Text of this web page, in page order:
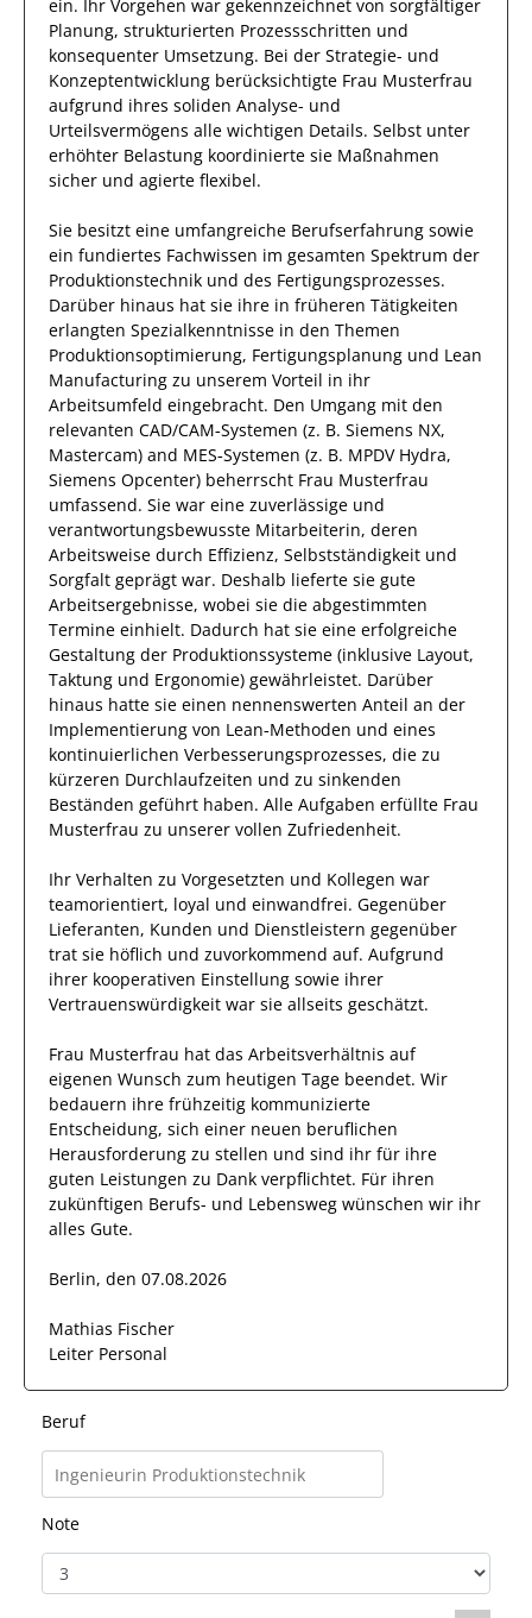
ein. Ihr Vorgehen war gekennzeichnet von sorgfältiger
Planung, strukturierten Prozessschritten und
konsequenter Umsetzung. Bei der Strategie- und
Konzeptentwicklung berücksichtigte Frau Musterfrau
aufgrund ihres soliden Analyse- und
Urteilsvermögens alle wichtigen Details. Selbst unter
erhöhter Belastung koordinierte sie Maßnahmen
sicher und agierte flexibel.
Sie besitzt eine umfangreiche Berufserfahrung sowie
ein fundiertes Fachwissen im gesamten Spektrum der
Produktionstechnik und des Fertigungsprozesses.
Darüber hinaus hat sie ihre in früheren Tätigkeiten
erlangten Spezialkenntnisse in den Themen
Produktionsoptimierung, Fertigungsplanung und Lean
Manufacturing zu unserem Vorteil in ihr
Arbeitsumfeld eingebracht. Den Umgang mit den
relevanten CAD/CAM‑Systemen (z. B. Siemens NX,
Mastercam) and MES‑Systemen (z. B. MPDV Hydra,
Siemens Opcenter) beherrscht Frau Musterfrau
umfassend. Sie war eine zuverlässige und
verantwortungsbewusste Mitarbeiterin, deren
Arbeitsweise durch Effizienz, Selbstständigkeit und
Sorgfalt geprägt war. Deshalb lieferte sie gute
Arbeitsergebnisse, wobei sie die abgestimmten
Termine einhielt. Dadurch hat sie eine erfolgreiche
Gestaltung der Produktionssysteme (inklusive Layout,
Taktung und Ergonomie) gewährleistet. Darüber
hinaus hatte sie einen nennenswerten Anteil an der
Implementierung von Lean‑Methoden und eines
kontinuierlichen Verbesserungsprozesses, die zu
kürzeren Durchlaufzeiten und zu sinkenden
Beständen geführt haben. Alle Aufgaben erfüllte Frau
Musterfrau zu unserer vollen Zufriedenheit.
Ihr Verhalten zu Vorgesetzten und Kollegen war
teamorientiert, loyal und einwandfrei. Gegenüber
Lieferanten, Kunden und Dienstleistern gegenüber
trat sie höflich und zuvorkommend auf. Aufgrund
ihrer kooperativen Einstellung sowie ihrer
Vertrauenswürdigkeit war sie allseits geschätzt.
Frau Musterfrau hat das Arbeitsverhältnis auf
eigenen Wunsch zum heutigen Tage beendet. Wir
bedauern ihre frühzeitig kommunizierte
Entscheidung, sich einer neuen beruflichen
Herausforderung zu stellen und sind ihr für ihre
guten Leistungen zu Dank verpflichtet. Für ihren
zukünftigen Berufs- und Lebensweg wünschen wir ihr
alles Gute.
Berlin, den 07.08.2026
Mathias Fischer
Leiter Personal
Beruf
Note